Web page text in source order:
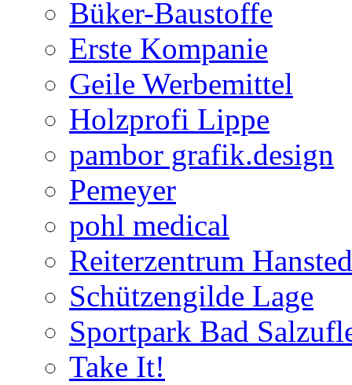
Büker-Baustoffe
Erste Kompanie
Geile Werbemittel
Holzprofi Lippe
pambor grafik.design
Pemeyer
pohl medical
Reiterzentrum
Schützengilde Lage
Sportpark Bad
Take It!